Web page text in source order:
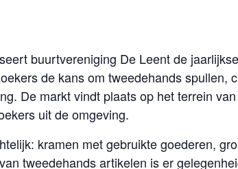
buurtvereniging De Leent de
de kans om tweedehands spullen,
De markt vindt plaats op het terrein
uit de omgeving.
kramen met gebruikte goederen,
tweedehands artikelen is er